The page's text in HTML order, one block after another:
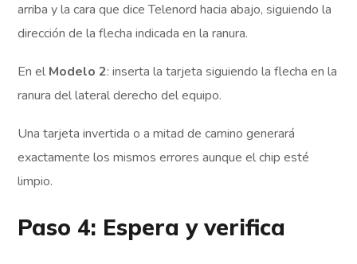
arriba y la cara que dice Telenord hacia abajo, siguiendo la
dirección de la flecha indicada en la ranura.
En el Modelo 2: inserta la tarjeta siguiendo la flecha en la
ranura del lateral derecho del equipo.
Una tarjeta invertida o a mitad de camino generará
exactamente los mismos errores aunque el chip esté
limpio.
Paso 4: Espera y verifica